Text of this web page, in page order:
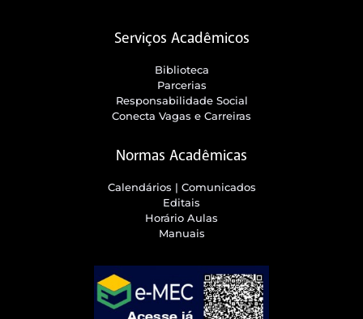
Serviços Acadêmicos
Biblioteca
Parcerias
Responsabilidade Social
Conecta Vagas e Carreiras
Normas Acadêmicas
Calendários | Comunicados
Editais
Horário Aulas
Manuais